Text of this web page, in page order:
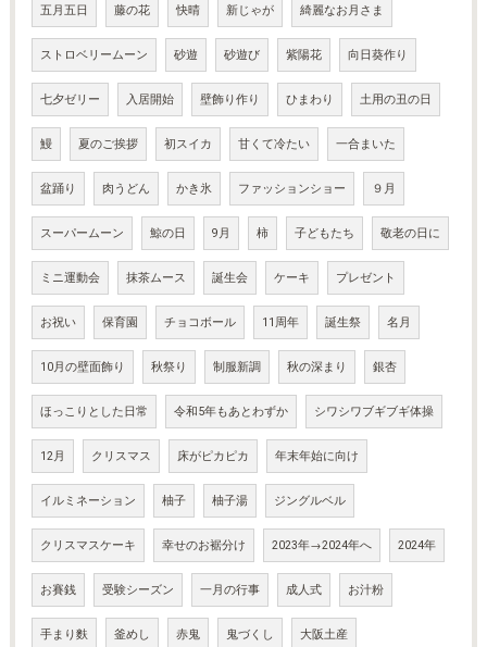
五月五日 藤の花 快晴 新じゃが 綺麗なお月さま
ストロベリームーン 砂遊 砂遊び 紫陽花 向日葵作り
七夕ゼリー 入居開始 壁飾り作り ひまわり 土用の丑の日
鰻 夏のご挨拶 初スイカ 甘くて冷たい 一合まいた
盆踊り 肉うどん かき氷 ファッションショー ９月
スーパームーン 鯨の日 9月 柿 子どもたち 敬老の日に
ミニ運動会 抹茶ムース 誕生会 ケーキ プレゼント
お祝い 保育園 チョコボール 11周年 誕生祭 名月
10月の壁面飾り 秋祭り 制服新調 秋の深まり 銀杏
ほっこりとした日常 令和5年もあとわずか シワシワブギブギ体操
12月 クリスマス 床がピカピカ 年末年始に向け
イルミネーション 柚子 柚子湯 ジングルベル
クリスマスケーキ 幸せのお裾分け 2023年→2024年へ 2024年
お賽銭 受験シーズン 一月の行事 成人式 お汁粉
手まり麩 釜めし 赤鬼 鬼づくし 大阪土産